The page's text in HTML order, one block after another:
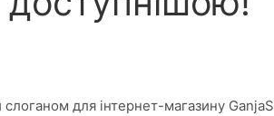
для інтернет-магазину